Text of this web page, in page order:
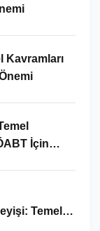
Kavramları
İçin
Temel